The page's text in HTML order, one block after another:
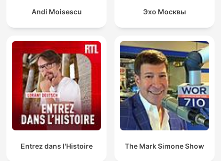
Andi Moisescu Эхо Москвы
Entrez dans l'Histoire The Mark Simone Show